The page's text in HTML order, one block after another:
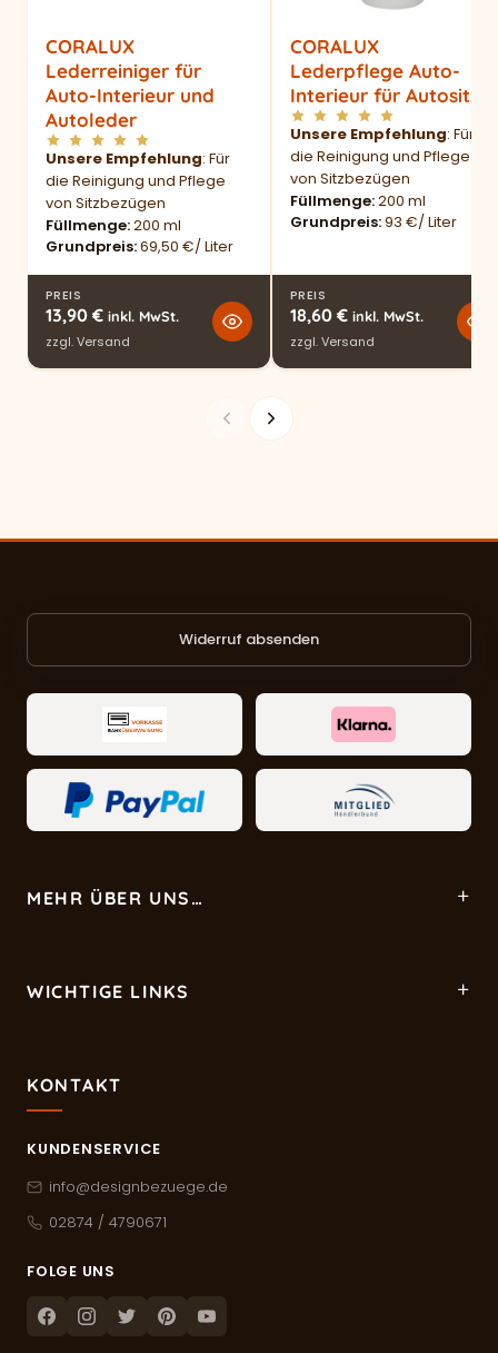
CORALUX
Lederreiniger für
Auto-Interieur und
Autoleder
Unsere Empfehlung: Für
die Reinigung und Pflege
von Sitzbezügen
Füllmenge 200 ml
Grundpreis 69,50 €/ Liter
PREIS
13,90 € inkl. MwSt.
zzgl.Versand
CORALUX
Lederpflege Auto-
Interieur für Autositze
Unsere Empfehlung: Für
die Reinigung und Pflege
von Sitzbezügen
Füllmenge 200 ml
Grundpreis 93 €/ Liter
PREIS
18,60 € inkl. MwSt.
zzgl.Versand
Widerruf absenden
MEHR ÜBER UNS…
WICHTIGE LINKS
KONTAKT
KUNDENSERVICE
info@designbezuege.de
02874 / 4790671
FOLGE UNS
FacebookInstagram
TwitterPinterestYoutube